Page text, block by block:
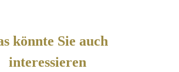
könnte Sie auch
interessieren